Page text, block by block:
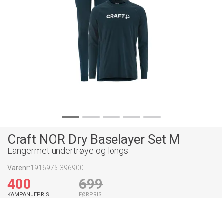
Craft NOR Dry Baselayer Set M
Langermet undertrøye og longs
Varenr:1916975-396900
400
KAMPANJEPRIS
699
FØRPRIS